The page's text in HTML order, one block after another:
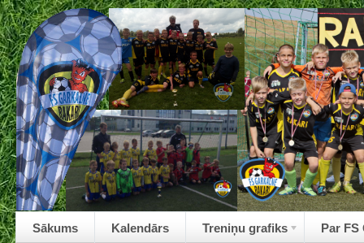
Sākums Kalendārs Treniņu grafiks Par FS